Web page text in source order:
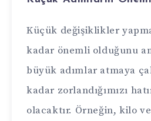
Küçük değişiklikler
kadar önemli olduğunu
büyük adımlar atmaya
kadar zorlandığımızı
olacaktır. Örneğin, kilo